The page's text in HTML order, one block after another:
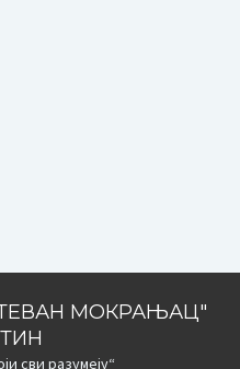
МОКРАЊАЦ"
сви разумеју“